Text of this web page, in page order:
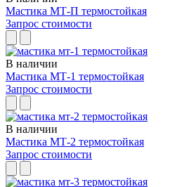
Мастика МТ-П термостойкая
Запрос стоимости
В наличии
Мастика МТ-1 термостойкая
Запрос стоимости
В наличии
Мастика МТ-2 термостойкая
Запрос стоимости